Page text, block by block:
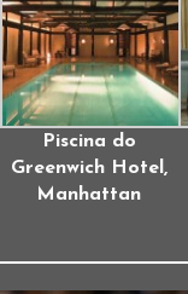
Piscina do
Greenwich Hotel,
Manhattan